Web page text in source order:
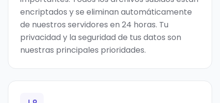
encriptados y se eliminan automáticamente
de nuestros servidores en 24 horas. Tu
privacidad y la seguridad de tus datos son
nuestras principales prioridades.